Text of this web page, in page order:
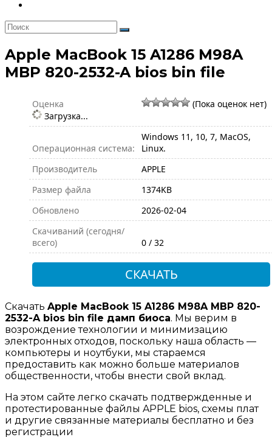
Apple MacBook 15 A1286 M98A
MBP 820-2532-A bios bin file
Оценка
(Пока оценок нет)
Загрузка...
Операционная система:
Windows 11, 10, 7, MacOS,
Linux.
Производитель
APPLE
Размер файла
1374KB
Обновлено
2026-02-04
Скачиваний (сегодня/
всего)
0 / 32
СКАЧАТЬ
Скачать Apple MacBook 15 A1286 M98A MBP 820-
2532-A bios bin file дамп биоса. Мы верим в
возрождение технологии и минимизацию
электронных отходов, поскольку наша область —
компьютеры и ноутбуки, мы стараемся
предоставить как можно больше материалов
общественности, чтобы внести свой вклад.
На этом сайте легко скачать подтвержденные и
протестированные файлы APPLE bios, схемы плат
и другие связанные материалы бесплатно и без
регистрации